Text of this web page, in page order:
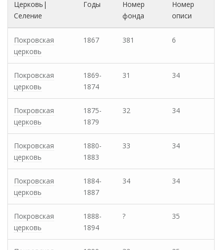
Церковь|
Селение
Годы
Номер
фонда
Номер
описи
Покровская
церковь
1867 381 6
Покровская
церковь
1869-
1874
31 34
Покровская
церковь
1875-
1879
32 34
Покровская
церковь
1880-
1883
33 34
Покровская
церковь
1884-
1887
34 34
Покровская
церковь
1888-
1894
? 35